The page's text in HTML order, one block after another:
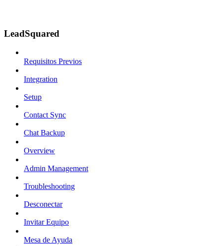
LeadSquared
Requisitos Previos
Integration
Setup
Contact Sync
Chat Backup
Overview
Admin Management
Troubleshooting
Desconectar
Invitar Equipo
Mesa de Ayuda